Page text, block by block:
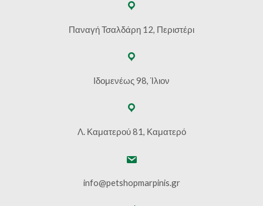
Παναγή Τσαλδάρη 12, Περιστέρι
Ιδομενέως 98, Ίλιον
Λ. Καματερού 81, Καματερό
info@petshopmarpinis.gr